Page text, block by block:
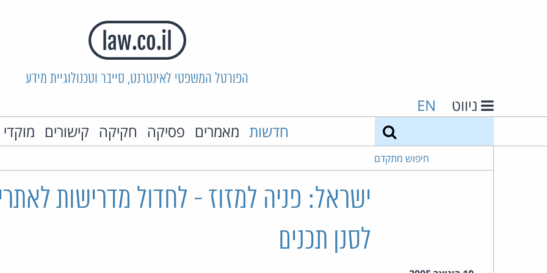
הפורטל המשפטי לאינטרנט, סייבר וטכנולוגיית מידע
ניווט EN
חדשות מאמרים פסיקה חקיקה קישורים
חיפוש מתקדם
ישראל: פניה למזוז - לחדול מדרישות
לסנן תכנים